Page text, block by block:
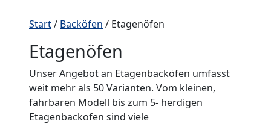
Start/ Backöfen / Etagenöfen
Etagenöfen
Unser Angebot an Etagenbacköfen umfasst
weit mehr als 50 Varianten. Vom kleinen,
fahrbaren Modell bis zum 5- herdigen
Etagenbackofen sind viele